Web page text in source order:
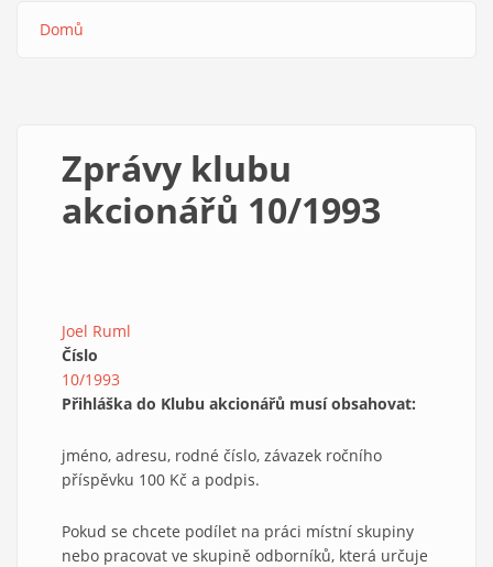
Domů
Zprávy klubu
akcionářů 10/1993
Joel Ruml
Číslo
10/1993
Přihláška do Klubu akcionářů musí obsahovat:
jméno, adresu, rodné číslo, závazek ročního
příspěvku 100 Kč a podpis.
Pokud se chcete podílet na práci místní skupiny
nebo pracovat ve skupině odborníků, která určuje